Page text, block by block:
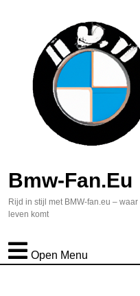
Bmw-Fan.eu
Rijd in stijl met BMW-fan.eu –
leven komt
Open Menu